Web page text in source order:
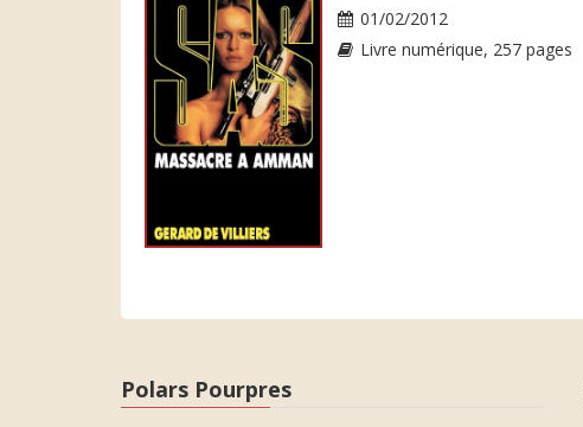
01/02/2012
Livre numérique, 257 pages
Polars Pourpres